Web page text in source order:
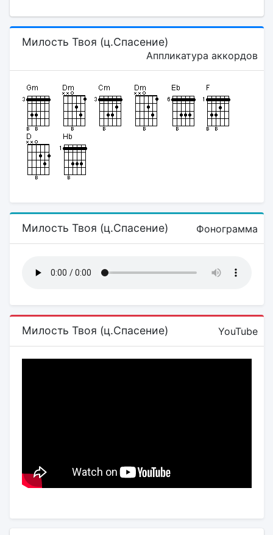
Милость Твоя (ц.Спасение)
Аппликатура аккордов
Милость Твоя (ц.Спасение) Фонограмма
Милость Твоя (ц.Спасение) YouTube